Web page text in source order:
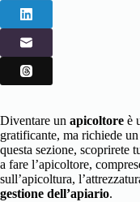
Diventare un apicoltore è
gratificante, ma richiede
questa sezione, scoprirete
a fare l’apicoltore,
sull’apicoltura,
gestione dell’apiario.